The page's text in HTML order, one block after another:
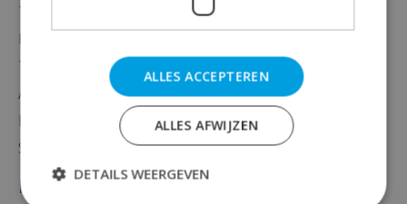
Totaal thema feest
Decoratie
Thema's
Accessoires
Baby versiering luxe
Sale
Mijn account
ALLES ACCEPTEREN
ALLES AFWIJZEN
DETAILS WEERGEVEN